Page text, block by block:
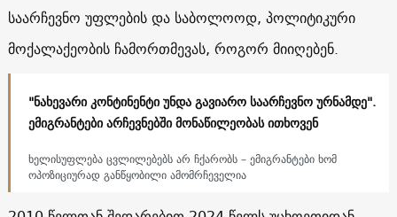
საარჩევნო უფლების და საბოლოოდ, პოლიტიკური
მოქალაქეობის ჩამორთმევას, როგორ მიიღებენ.
"ნახევარი კონტინენტი უნდა გავიარო საარჩევნო ურნამდე".
ემიგრანტები არჩევნებში მონაწილეობას ითხოვენ
ხელისუფლება ცვლილებებს არ ჩქარობს – ემიგრანტები ხომ
ოპოზიციურად განწყობილი ამომრჩეველია